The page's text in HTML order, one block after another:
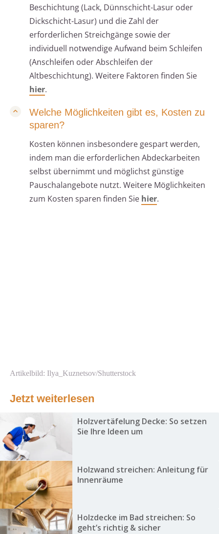
Beschichtung (Lack, Dünnschicht-Lasur oder
Dickschicht-Lasur) und die Zahl der
erforderlichen Streichgänge sowie der
individuell notwendige Aufwand beim Schleifen
(Anschleifen oder Abschleifen der
Altbeschichtung). Weitere Faktoren finden Sie
hier.
Welche Möglichkeiten gibt es, Kosten zu
sparen?
Kosten können insbesondere gespart werden,
indem man die erforderlichen Abdeckarbeiten
selbst übernimmt und möglichst günstige
Pauschalangebote nutzt. Weitere Möglichkeiten
zum Kosten sparen finden Sie hier.
Artikelbild: Ilya_Kuznetsov/Shutterstock
Jetzt weiterlesen
Holzvertäfelung Decke: So setzen
Sie Ihre Ideen um
Holzwand streichen: Anleitung für
Innenräume
Holzdecke im Bad streichen: So
geht’s richtig & sicher